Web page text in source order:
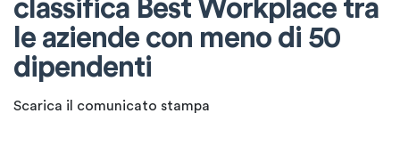
classifica Best Workplace tra
le aziende con meno di 50
dipendenti
Scarica il comunicato stampa